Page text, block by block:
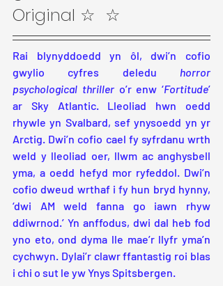
Original ☆  ☆
Rai blynyddoedd yn ôl, dwi’n cofio
gwylio cyfres deledu horror
psychological thriller o’r enw ‘Fortitude’
ar Sky Atlantic. Lleoliad hwn oedd
rhywle yn Svalbard, sef ynysoedd yn yr
Arctig. Dwi’n cofio cael fy syfrdanu wrth
weld y lleoliad oer, llwm ac anghysbell
yma, a oedd hefyd mor ryfeddol. Dwi’n
cofio dweud wrthaf i fy hun bryd hynny,
‘dwi AM weld fanna go iawn rhyw
ddiwrnod.’ Yn anffodus, dwi dal heb fod
yno eto, ond dyma lle mae’r llyfr yma’n
cychwyn. Dylai’r clawr ffantastig roi blas
i chi o sut le yw Ynys Spitsbergen.